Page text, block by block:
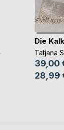
Die
Tatjana
39,00
28,99